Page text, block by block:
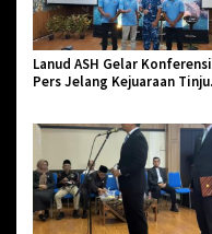
Lanud ASH Gelar Konferensi
Pers Jelang Kejuaraan Tinju